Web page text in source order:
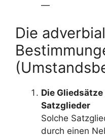
—
Die
Die
Satzglieder
Solche
durch einen